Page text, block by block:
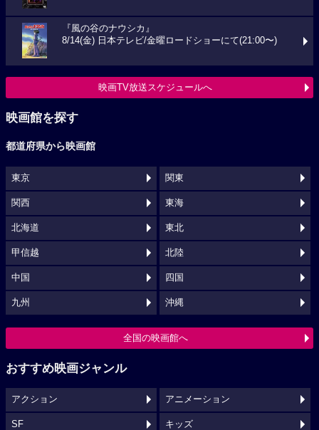
『風の谷のナウシカ』
8/14(金) 日本テレビ/金曜ロードショーにて(21:00〜)
映画TV放送スケジュールへ
映画館を探す
都道府県から映画館
東京 関東
関西 東海
北海道 東北
甲信越 北陸
中国 四国
九州 沖縄
全国の映画館へ
おすすめ映画ジャンル
アクション アニメーション
SF キッズ